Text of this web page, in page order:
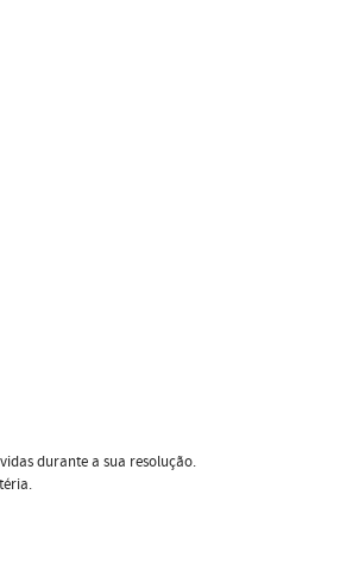
durante a sua resolução.